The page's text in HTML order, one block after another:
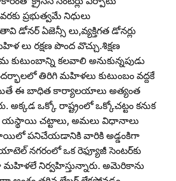
ప్రభుత్వమే నిధులు
డోనర్‌ ఏజెన్సీ లు,వ్యక్తిగత డోనర్లు
లు రక్షణ పొంద వొచ్చు.శిక్షణ
కుటుంబాన్ని కలవాలి అనుకున్నపుడు
తిరిగి మహిళలు కుటుంబం వద్దకే
ఈ బాధిత కార్యాలయాలు అత్యంత
అక్కడ ఒక్కో రాష్ట్రంలో ఒక్కోచట్టం కనుక
చట్టాలు, అమలు విధానాలు
స్థాయిలో పనిచేయడానికి వారికి అడ్డంకిగా
నగరంలో ఒక రెఫ్యూజీ సెంటర్‌కు
మహిళలే నిర్వహిస్తున్నారు. అమెరికాను